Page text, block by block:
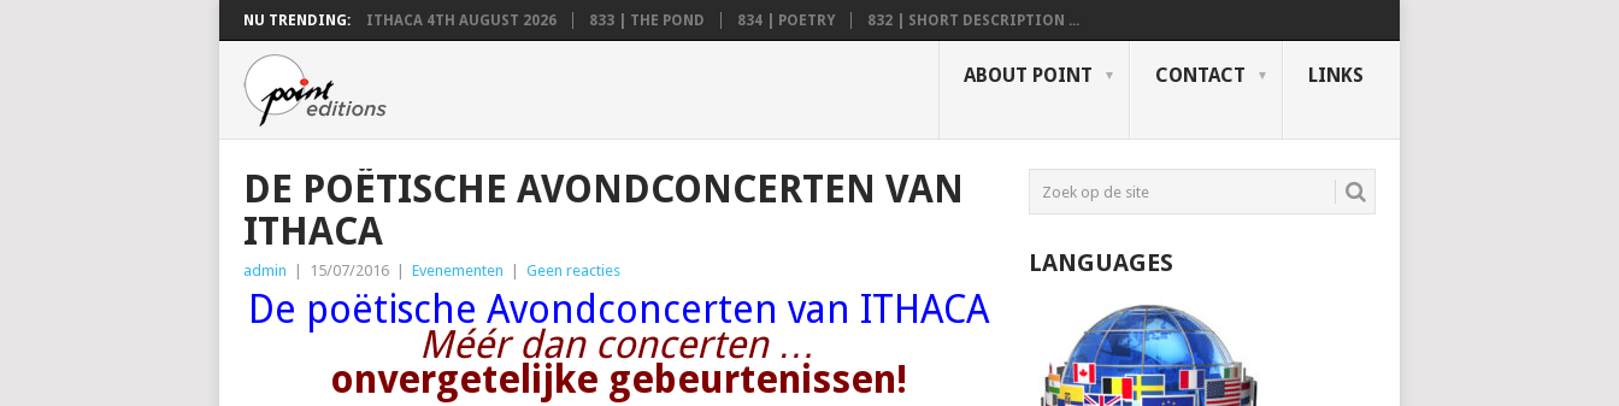
NU TRENDING: ITHACA 4TH AUGUST 2026 833 | THE POND 834 | POETRY 832 | SHORT DESCRIPTION ...
ABOUT POINT CONTACT LINKS
DE POËTISCHE AVONDCONCERTEN VAN
ITHACA
admin 15/07/2016 Evenementen Geen reacties
De poëtische Avondconcerten van ITHACA
Méér dan concerten …
onvergetelijke gebeurtenissen!
LANGUAGES